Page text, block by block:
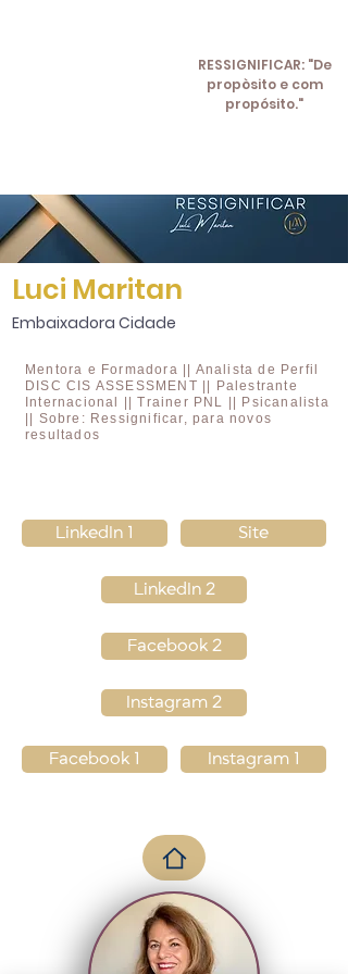
RESSIGNIFICAR: "De
propòsito e com
propósito."
Luci Maritan
Embaixadora Cidade
Mentora e Formadora || Analista de Perfil
DISC CIS ASSESSMENT || Palestrante
Internacional || Trainer PNL || Psicanalista
|| Sobre: Ressignificar, para novos
resultados
LinkedIn 1 Site
LinkedIn 2
Facebook 2
Instagram 2
Facebook 1 Instagram 1